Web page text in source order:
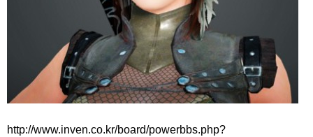
http://www.inven.co.kr/board/powerbbs.php?